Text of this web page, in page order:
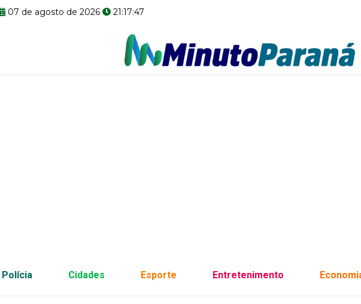
07 de agosto de 2026 21:17:48
Polícia Cidades Esporte Entretenimento